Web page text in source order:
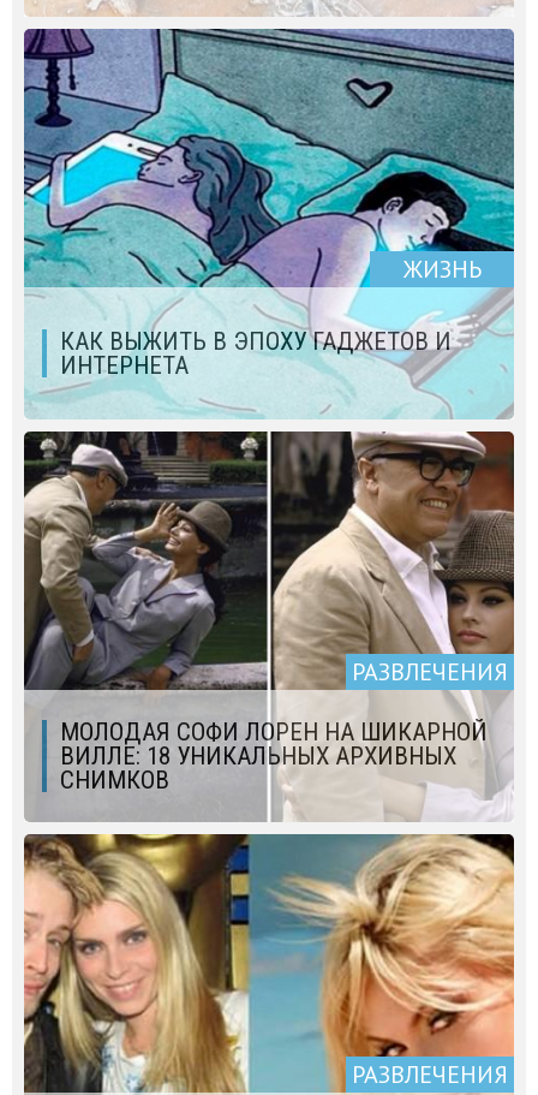
ЖИЗНЬ
КАК ВЫЖИТЬ В ЭПОХУ ГАДЖЕТОВ И
ИНТЕРНЕТА
РАЗВЛЕЧЕНИЯ
МОЛОДАЯ СОФИ ЛОРЕН НА ШИКАРНОЙ
ВИЛЛЕ: 18 УНИКАЛЬНЫХ АРХИВНЫХ
СНИМКОВ
РАЗВЛЕЧЕНИЯ